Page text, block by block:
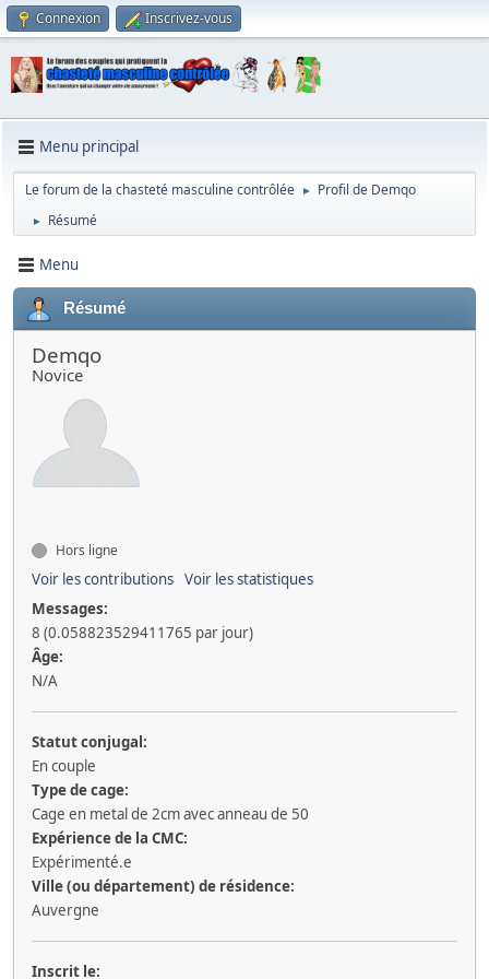
Connexion Inscrivez-vous
Menu principal
Le forum de la chasteté masculine contrôlée ► Profil de Demqo
► Résumé
Menu
Résumé
Demqo
Novice
Hors ligne
Voir les contributions Voir les statistiques
Messages:
8 (0.058823529411765 par jour)
Âge:
N/A
Statut conjugal:
En couple
Type de cage:
Cage en metal de 2cm avec anneau de 50
Expérience de la CMC:
Expérimenté.e
Ville (ou département) de résidence:
Auvergne
Inscrit le: